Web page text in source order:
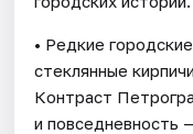
• Редкие
стеклянные
Контраст
и повседневность